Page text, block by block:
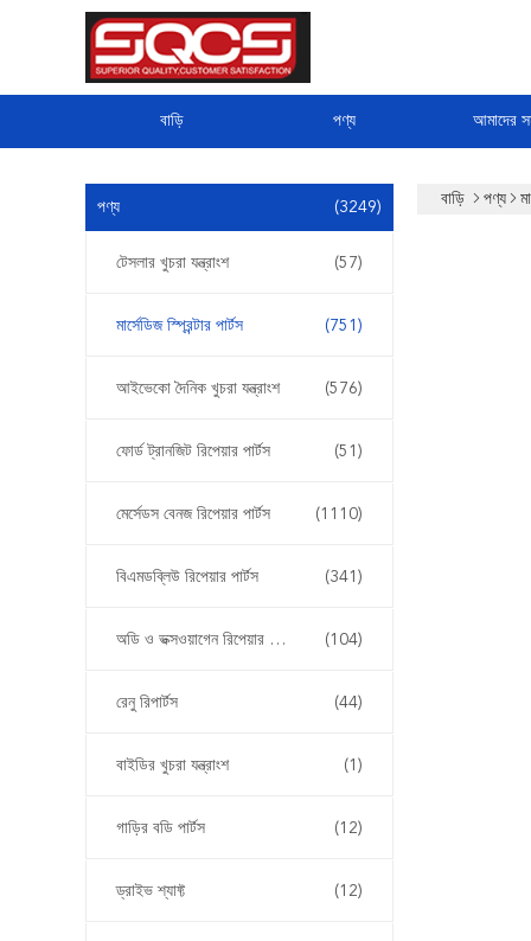
বাড়ি পণ্য আমাদের
পণ্য (3249)
টেসলার খুচরা যন্ত্রাংশ (57)
মার্সেডিজ স্প্রিন্টার পার্টস (751)
আইভেকো দৈনিক খুচরা যন্ত্রাংশ (576)
ফোর্ড ট্রানজিট রিপেয়ার পার্টস (51)
মের্সেডস বেনজ রিপেয়ার পার্টস (1110)
বিএমডব্লিউ রিপেয়ার পার্টস (341)
অডি ও ভক্সওয়াগেন রিপেয়ার পার্টস (104)
রেনু রিপার্টস (44)
বাইডির খুচরা যন্ত্রাংশ (1)
গাড়ির বডি পার্টস (12)
ড্রাইভ শ্যাফ্ট (12)
বাড়ি পণ্য